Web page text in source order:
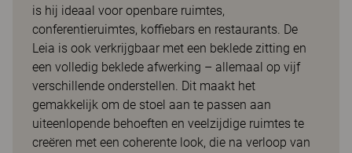
is hij ideaal voor openbare ruimtes,
conferentieruimtes, koffiebars en restaurants. De
Leia is ook verkrijgbaar met een beklede zitting en
een volledig beklede afwerking – allemaal op vijf
verschillende onderstellen. Dit maakt het
gemakkelijk om de stoel aan te passen aan
uiteenlopende behoeften en veelzijdige ruimtes te
creëren met een coherente look, die na verloop van